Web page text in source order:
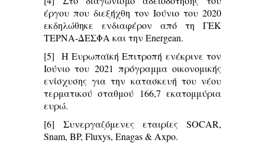
έργου που διεξήχθη τον Ιούνιο του 2020
εκδηλώθηκε ενδιαφέρον από τη ΓΕΚ
ΤΕΡΝΑ-ΔΕΣΦΑ και την Energean.
[5] Η Ευρωπαϊκή Επιτροπή ενέκρινε τον
Ιούνιο του 2021 πρόγραμμα οικονομικής
ενίσχυσης για την κατασκευή του νέου
τερματικού σταθμού 166,7 εκατομμύρια
ευρώ.
[6] Συνεργαζόμενες εταιρίες SOCAR,
Snam, BP, Fluxys, Enagas & Axpo.